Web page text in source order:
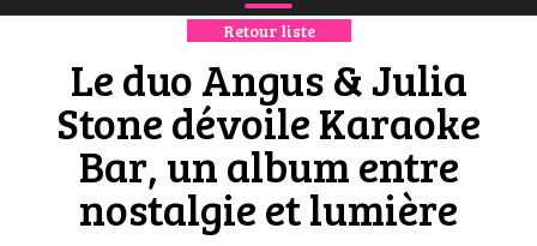
NEWS
MODE
LUXE
DÉFILÉS
Retour liste
Le duo Angus & Julia
Stone dévoile Karaoke
Bar, un album entre
nostalgie et lumière